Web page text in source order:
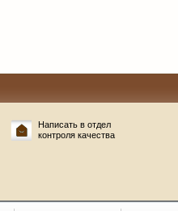
Написать в отдел
контроля качества